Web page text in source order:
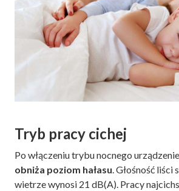
Tryb pracy cichej
Po włączeniu trybu nocnego urządzenie
obniża poziom hałasu. Głośność liści
wietrze wynosi 21 dB(A). Pracy